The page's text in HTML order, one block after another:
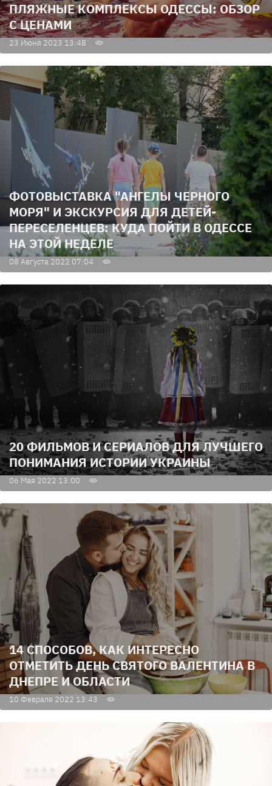
ПЛЯЖНЫЕ КОМПЛЕКСЫ ОДЕССЫ: ОБЗОР
С ЦЕНАМИ
23 Июня 2023 13:48
ФОТОВЫСТАВКА "АНГЕЛЫ ЧЕРНОГО
МОРЯ" И ЭКСКУРСИЯ ДЛЯ ДЕТЕЙ-
ПЕРЕСЕЛЕНЦЕВ: КУДА ПОЙТИ В ОДЕССЕ
НА ЭТОЙ НЕДЕЛЕ
08 Августа 2022 07:04
20 ФИЛЬМОВ И СЕРИАЛОВ ДЛЯ ЛУЧШЕГО
ПОНИМАНИЯ ИСТОРИИ УКРАИНЫ
06 Мая 2022 13:00
14 СПОСОБОВ, КАК ИНТЕРЕСНО
ОТМЕТИТЬ ДЕНЬ СВЯТОГО ВАЛЕНТИНА В
ДНЕПРЕ И ОБЛАСТИ
10 Февраля 2022 13:43